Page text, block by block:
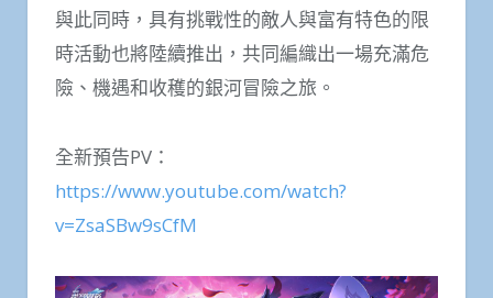
與此同時，具有挑戰性的敵人與富有特色的限
時活動也將陸續推出，共同編織出一場充滿危
險、機遇和收穫的銀河冒險之旅。
全新預告PV：
https://www.youtube.com/watch?
v=ZsaSBw9sCfM